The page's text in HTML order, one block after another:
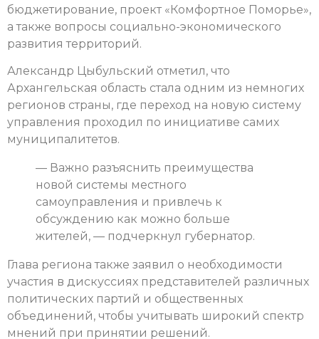
бюджетирование, проект «Комфортное Поморье»,
а также вопросы социально-экономического
развития территорий.
Александр Цыбульский отметил, что
Архангельская область стала одним из немногих
регионов страны, где переход на новую систему
управления проходил по инициативе самих
муниципалитетов.
— Важно разъяснить преимущества
новой системы местного
самоуправления и привлечь к
обсуждению как можно больше
жителей, — подчеркнул губернатор.
Глава региона также заявил о необходимости
участия в дискуссиях представителей различных
политических партий и общественных
объединений, чтобы учитывать широкий спектр
мнений при принятии решений.